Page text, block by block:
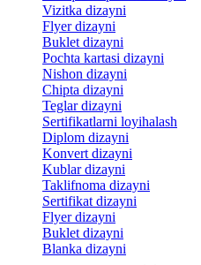
Vizitka dizayni
Flyer dizayni
Buklet dizayni
Pochta kartasi dizayni
Nishon dizayni
Chipta dizayni
Teglar dizayni
Sertifikatlarni loyihalash
Diplom dizayni
Konvert dizayni
Kublar dizayni
Taklifnoma dizayni
Sertifikat dizayni
Flyer dizayni
Buklet dizayni
Blanka dizayni